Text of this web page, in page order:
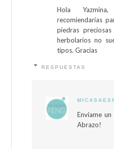
Hola
recomiendarías
piedras
herbolarios no
tipos. Gracias
RESPUESTAS
Envíame
Abrazo!